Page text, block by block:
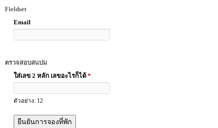
Fieldset
Email
ตรวจสอบสแปม
ใส่เลข 2 หลัก เลขอะไรก็ได้ *
ตัวอย่าง: 12